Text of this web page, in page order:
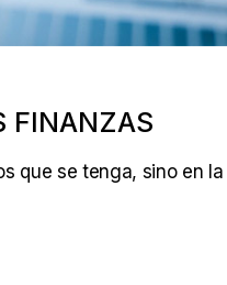
FINANZAS
que se tenga, sino en la